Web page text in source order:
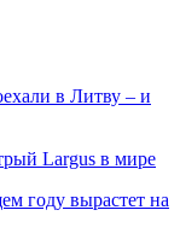
в Литву – и
Largus в мире
году вырастет на